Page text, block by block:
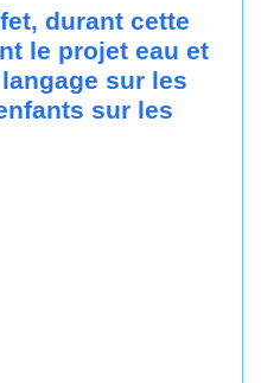
durant cette
le projet eau et
sur les
sur les